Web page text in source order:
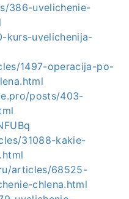
386-uvelichenie-
kurs-uvelichenija-
1497-operacija-po-
posts/403-
31088-kakie-
articles/68525-
chlena.html